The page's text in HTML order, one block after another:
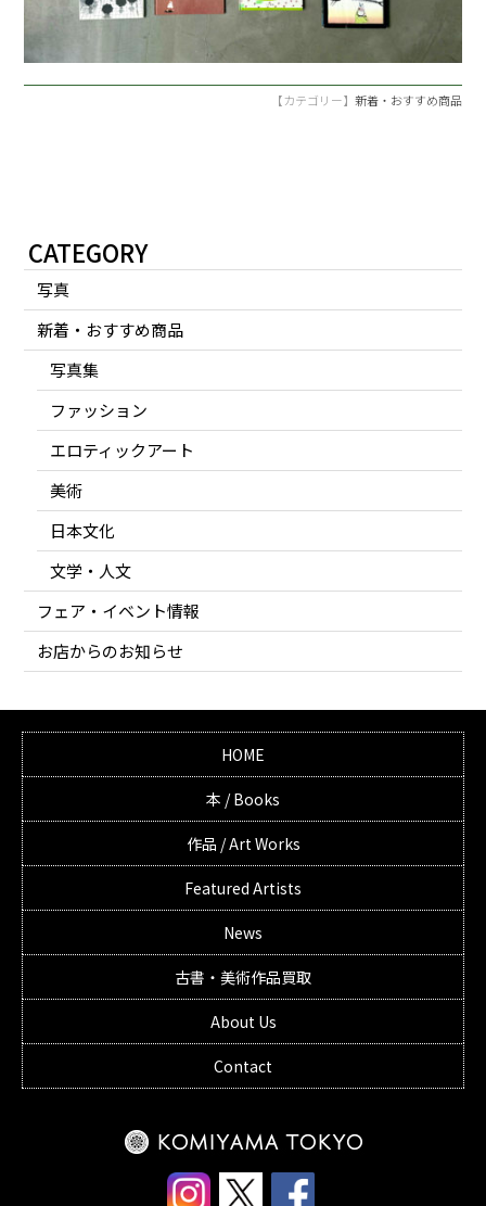
【カテゴリー】 新着・おすすめ商品
CATEGORY
写真
新着・おすすめ商品
写真集
ファッション
エロティックアート
美術
日本文化
文学・人文
フェア・イベント情報
お店からのお知らせ
HOME
本 / Books
作品 / Art Works
Featured Artists
News
古書・美術作品買取
About Us
Contact